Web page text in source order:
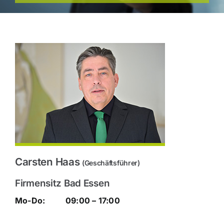
Carsten Haas (Geschäftsführer)
Firmensitz Bad Essen
Mo-Do:
09:00 – 17:00